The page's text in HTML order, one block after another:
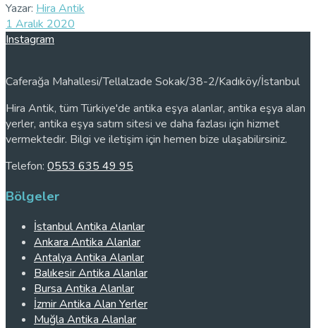
Yazar: Hira Antik
1 Aralık 2020
Instagram
Caferağa Mahallesi/Tellalzade Sokak/38-2/Kadıköy/İstanbul
Hira Antik, tüm Türkiye'de antika eşya alanlar, antika eşya alan
yerler, antika eşya satım sitesi ve daha fazlası için hizmet
vermektedir. Bilgi ve iletişim için hemen bize ulaşabilirsiniz.
Telefon: 0553 635 49 95
Bölgeler
İstanbul Antika Alanlar
Ankara Antika Alanlar
Antalya Antika Alanlar
Balıkesir Antika Alanlar
Bursa Antika Alanlar
İzmir Antika Alan Yerler
Muğla Antika Alanlar